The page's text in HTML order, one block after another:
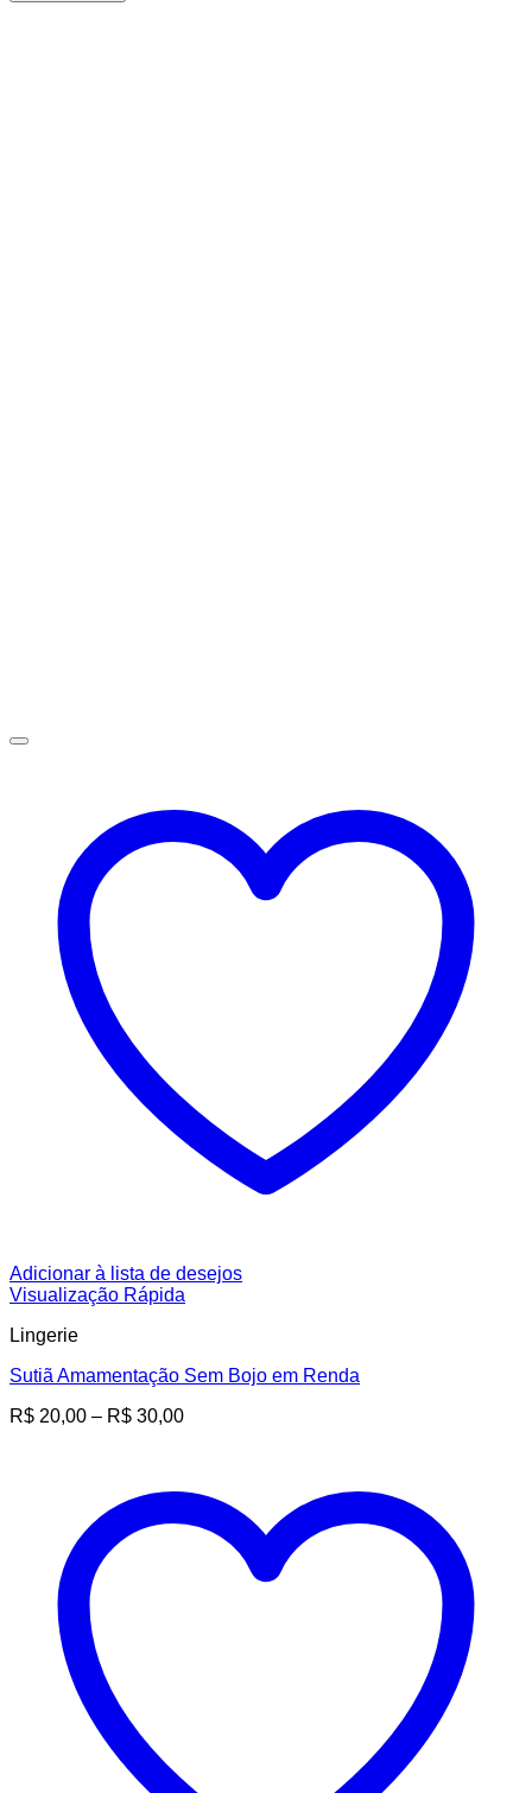
Adicionar à lista de desejos
Visualização Rápida
Lingerie
Sutiã Amamentação Sem Bojo em Renda
R$ 20,00 – R$ 30,00Faixa
através
R$ 30,00